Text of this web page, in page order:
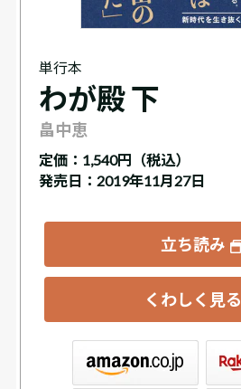
単行本
わが殿 下
畠中恵
定価： 1,540円（税込）
発売日：2019年11月27日
立ち読み
くわしく見る